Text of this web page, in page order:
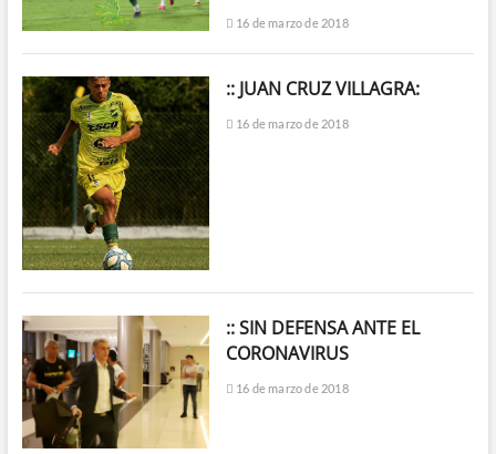
16 de marzo de 2018
:: JUAN CRUZ VILLAGRA:
16 de marzo de 2018
:: SIN DEFENSA ANTE EL
CORONAVIRUS
16 de marzo de 2018